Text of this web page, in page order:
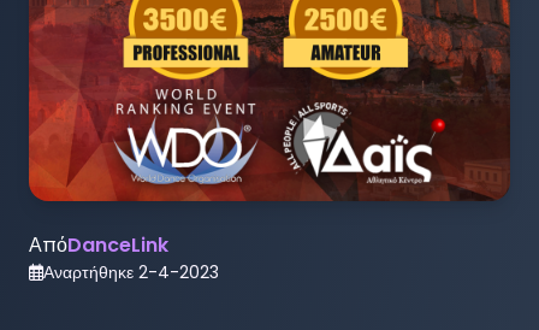
ΑπόDanceLink
Αναρτήθηκε 2-4-2023